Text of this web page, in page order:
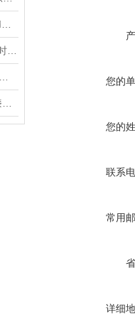
您的
您的
联系
常用
详细